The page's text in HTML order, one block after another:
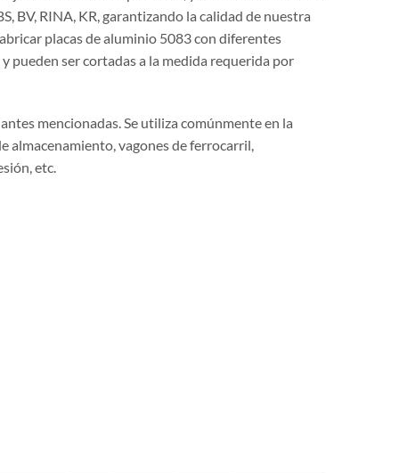
BV, RINA, KR, garantizando la calidad de nuestra
placas de aluminio 5083 con diferentes
pueden ser cortadas a la medida requerida por
mencionadas. Se utiliza comúnmente en la
almacenamiento, vagones de ferrocarril,
etc.